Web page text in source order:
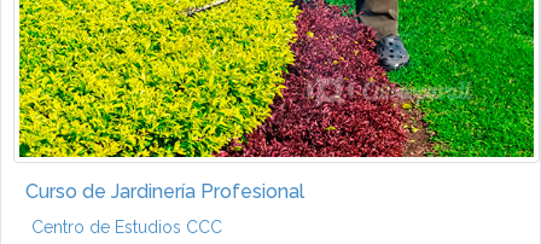
Curso de Jardinería Profesional
Centro de Estudios CCC